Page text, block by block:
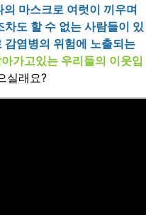
마스크로 여럿이 끼우며
도 할 수 없는 사람들이 있
감염병의 위험에 노출되는
가고있는 우리들의 이웃입
실래요?